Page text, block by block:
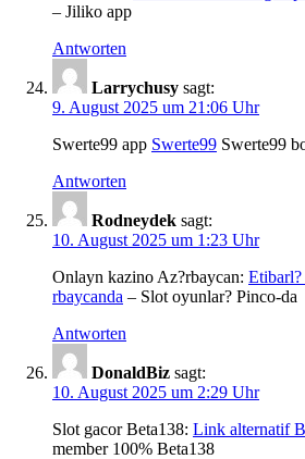
– Jiliko app
Antworten
Larrychusy sagt:
9. August 2025 um 21:06 Uhr
Swerte99 app Swerte99 Swerte99
Antworten
Rodneydek sagt:
10. August 2025 um 1:23 Uhr
Onlayn kazino Az?rbaycan:
rbaycanda – Slot oyunlar? Pinco-da
Antworten
DonaldBiz sagt:
10. August 2025 um 2:29 Uhr
Slot gacor Beta138: Link alternatif
member 100% Beta138